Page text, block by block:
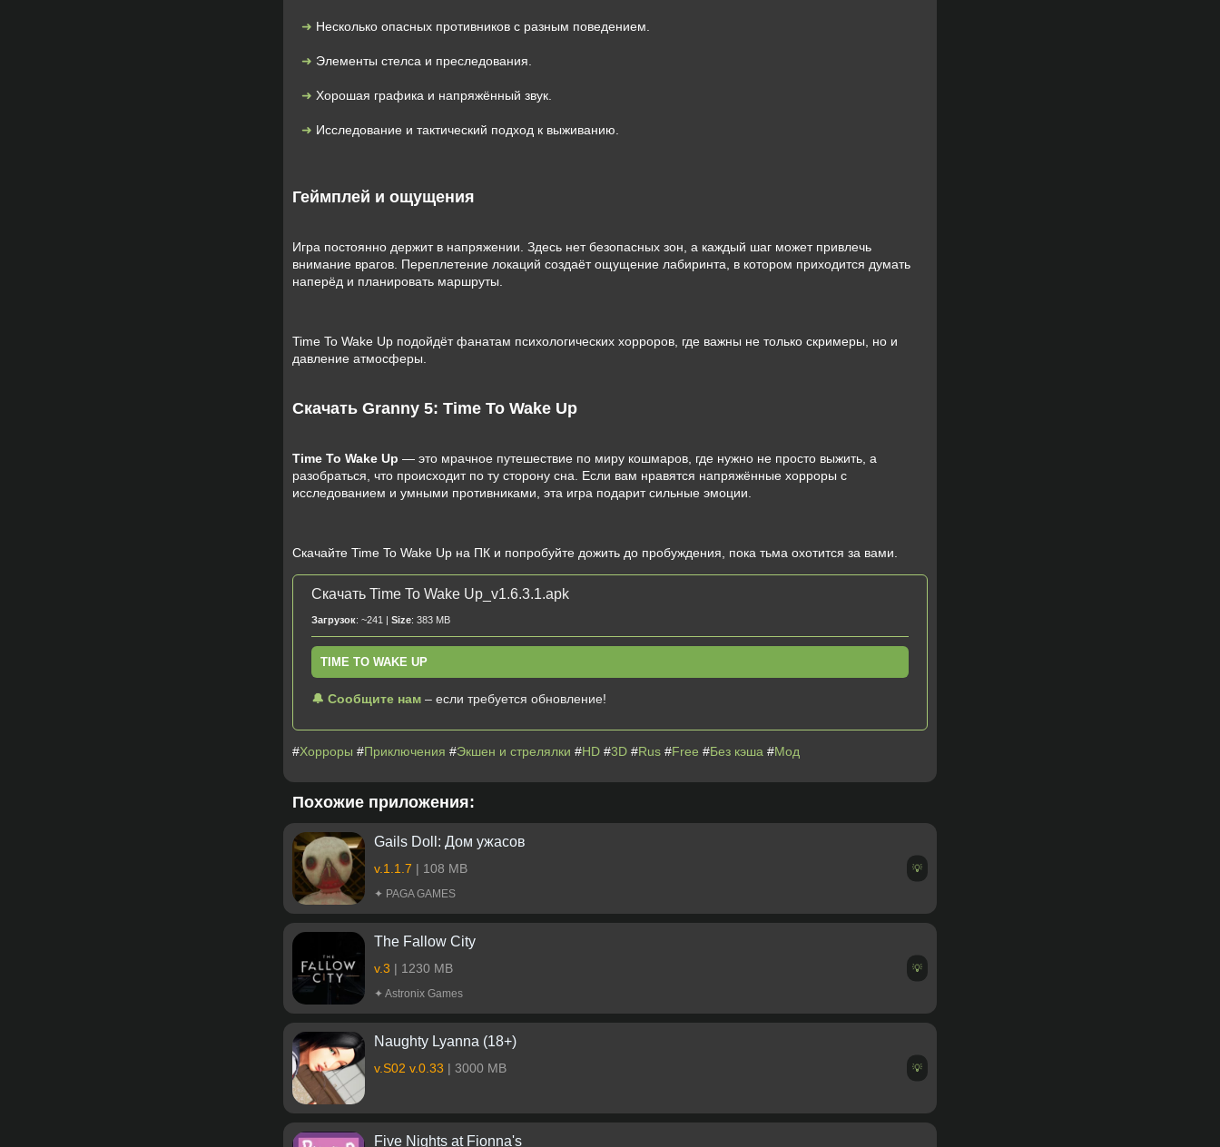
Несколько опасных противников с разным поведением.
Элементы стелса и преследования.
Хорошая графика и напряжённый звук.
Исследование и тактический подход к выживанию.
Геймплей и ощущения
Игра постоянно держит в напряжении. Здесь нет безопасных зон, а каждый шаг может привлечь
внимание врагов. Переплетение локаций создаёт ощущение лабиринта, в котором приходится думать
наперёд и планировать маршруты.
Time To Wake Up подойдёт фанатам психологических хорроров, где важны не только скримеры, но и
давление атмосферы.
Скачать Granny 5: Time To Wake Up
Time To Wake Up — это мрачное путешествие по миру кошмаров, где нужно не просто выжить, а
разобраться, что происходит по ту сторону сна. Если вам нравятся напряжённые хорроры с
исследованием и умными противниками, эта игра подарит сильные эмоции.
Скачайте Time To Wake Up на ПК и попробуйте дожить до пробуждения, пока тьма охотится за вами.
Скачать Time To Wake Up_v1.6.3.1.apk
Загрузок: ~241 | Size: 383 MB
TIME TO WAKE UP
🔔 Сообщите нам – если требуется обновление!
#Хорроры #Приключения #Экшен и стрелялки #HD #3D #Rus #Free #Без кэша #Мод
Похожие приложения:
Gails Doll: Дом ужасов
v.1.1.7 | 108 MB
✦ PAGA GAMES
💡
The Fallow City
v.3 | 1230 MB
✦ Astronix Games
💡
Naughty Lyanna (18+)
v.S02 v.0.33 | 3000 MB 💡
Five Nights at Fionna's